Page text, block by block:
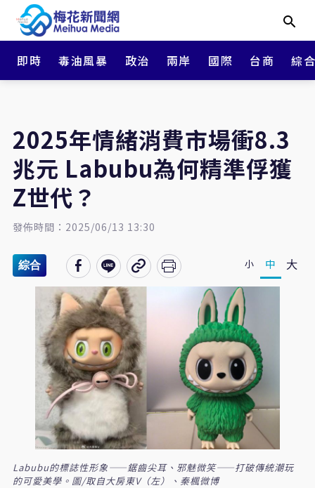
即時 毒油風暴 政治 兩岸 國際 台商 綜
2025年情緒消費市場衝8.3
兆元 Labubu為何精準俘獲
Z世代？
發佈時間：2025/06/13 13:30
綜合 小 中 大
Labubu的標誌性形象——鋸齒尖耳、邪魅微笑——打破傳統潮玩
的可愛美學。圖/取自大房東V（左）、秦楓微博